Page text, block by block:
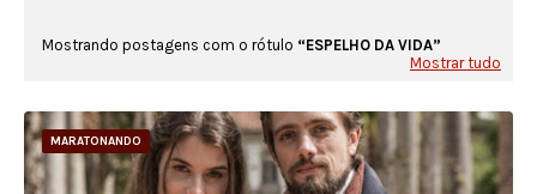
Mostrando postagens com o rótulo
ESPELHO DA VIDA
Mostrar tudo
MARATONANDO